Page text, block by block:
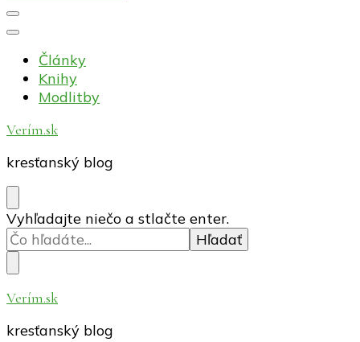
Články
Knihy
Modlitby
Verím.sk
kresťanský blog
Hľadáte
niečo?
Vyhľadajte niečo a stlačte enter.
Verím.sk
kresťanský blog